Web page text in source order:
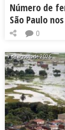
Número de
São Paulo
0
7 de agosto de 2026